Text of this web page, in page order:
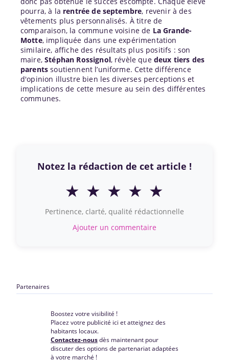
pourra, à la rentrée de septembre, revenir à des
vêtements plus personnalisés. À titre de
comparaison, la commune voisine de La Grande-
Motte, impliquée dans une expérimentation
similaire, affiche des résultats plus positifs : son
maire,Stéphan Rossignol, révèle que deux tiers des
parents soutiennent l’uniforme. Cette différence
d'opinion illustre bien les diverses perceptions et
implications de cette mesure au sein des différentes
communes.
Notez la rédaction de cet article !
★ ★ ★ ★ ★
Pertinence, clarté, qualité rédactionnelle
Ajouter un commentaire
Partenaires
Boostez votre visibilité !
Placez votre publicité ici et atteignez des
habitants locaux.
Contactez-nousdès maintenant pour
discuter des options de partenariat adaptées
à votre marché !